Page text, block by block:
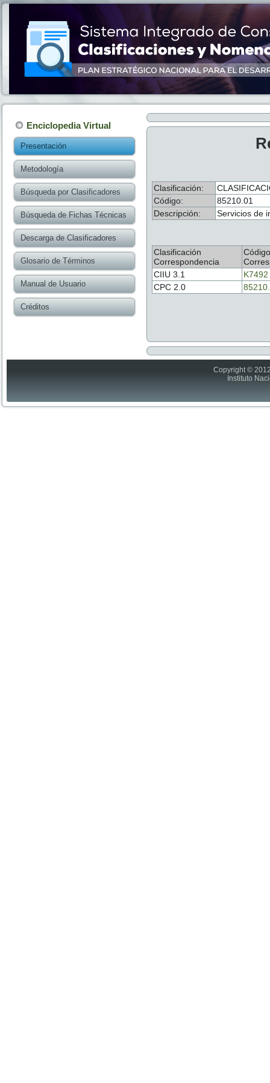
Enciclopedia Virtual
Presentación
Metodología
Búsqueda por Clasificadores
Búsqueda de Fichas Técnicas
Descarga de Clasificadores
Glosario de Términos
Manual de Usuario
Créditos
Clasificación:
Código:
85210.01
Descripción:
Servicios de
Clasificación
Correspondencia
Código
CIIU 3.1
K7492
CPC 2.0
Copyright ©
Instituto